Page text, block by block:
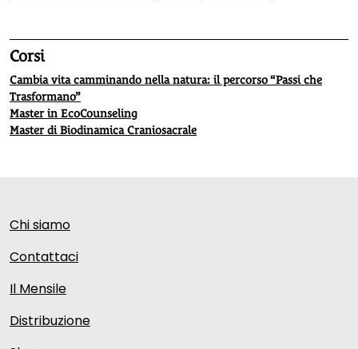
Corsi
Cambia vita camminando nella natura: il percorso “Passi che
Trasformano”
Master in EcoCounseling
Master di Biodinamica Craniosacrale
Chi siamo
Contattaci
Il Mensile
Distribuzione